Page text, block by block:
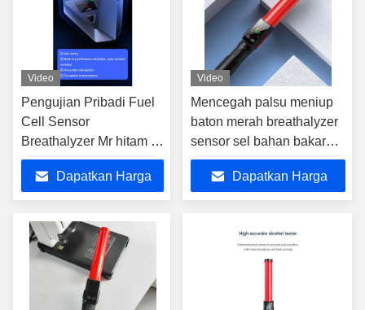
Video
Pengujian Pribadi Fuel
Cell Sensor
Breathalyzer Mr hitam 2
Dengan Bluetooth
Dapatkan Harga
Video
Mencegah palsu meniup
baton merah breathalyzer
sensor sel bahan bakar
untuk tim pabrik
Dapatkan Harga